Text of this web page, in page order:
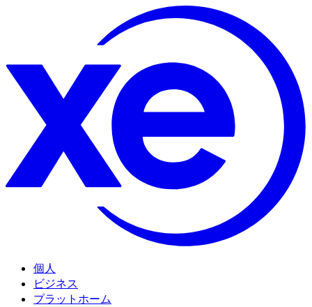
個人
ビジネス
プラットホーム